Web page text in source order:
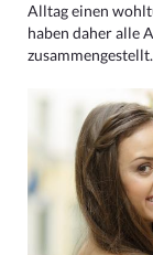
Alltag einen
haben daher alle
zusammengestellt.